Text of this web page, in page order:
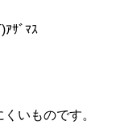
ｻﾞﾏｽ
いものです。